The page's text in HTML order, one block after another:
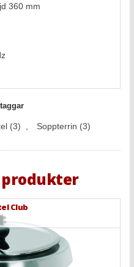
360 mm
(3) Soppterrin (3)
produkter
Club